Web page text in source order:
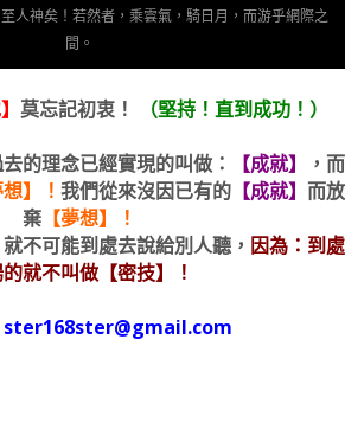
人神矣！若然者，乘雲氣，騎日月，而游乎網際之
間。
莫忘記初衷！ （堅持！直到成功！）
的理念已經實現的叫做： 【成就】
，而
想】！ 我們從來沒因已有的 【成就】 而放
棄 【夢想】！
不可能到處去說給別人聽， 因為：到處
就不叫做【密技】！
ster168ster@gmail.com